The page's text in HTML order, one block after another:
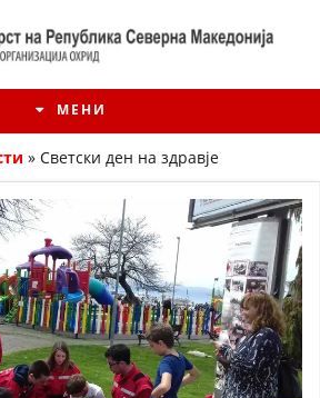
МЕНИ
» Светски ден на здравје